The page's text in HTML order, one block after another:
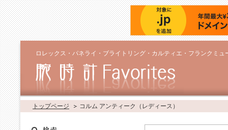
ロレックス・パネライ・ブライトリング・カルティエ・フランクミ
トップページ コルム アンティーク（レディース）